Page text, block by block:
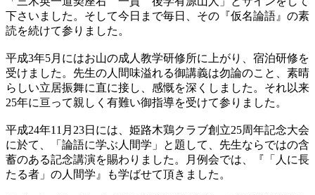
下さいました。そして今日まで毎日、その『仮名論語』の素
読を続けて参りました。
平成3年5月にはお山の成人教学研修所に上がり、宿泊研修を
受けました。先生の人間味溢れる御講義は勿論のこと、素晴
らしい立居振舞に直に接し、感慨を深くしました。それ以来
25年に亘って親しく有難い御指導を受けて参りました。
平成24年11月23日には、姫路木鶏クラブ創立25周年記念大会
に於て、「論語に学ぶ人間学」と題して、先生ならではの含
蓄のある記念講演を賜わりました。月例会では、『「人に長
たる者」の人間学』も学ばせて頂きました。